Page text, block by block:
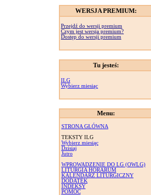
WERSJA PREMIUM:
Przejdź do wersji premium
Czym jest wersja premium?
Dostęp do wersji premium
Tu jesteś:
ILG
Wybierz miesiąc
Menu:
STRONA GŁÓWNA
TEKSTY ILG
Wybierz miesiąc
Dzisiaj
Jutro
WPROWADZENIE DO LG (OWLG)
LITURGIA HORARUM
KALENDARZ LITURGICZNY
DODATEK
INDEKSY
POMOC